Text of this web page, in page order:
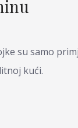
su samo
kući.